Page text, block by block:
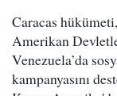
Caracas
Amerikan
Venezuela’da
kampanyasını